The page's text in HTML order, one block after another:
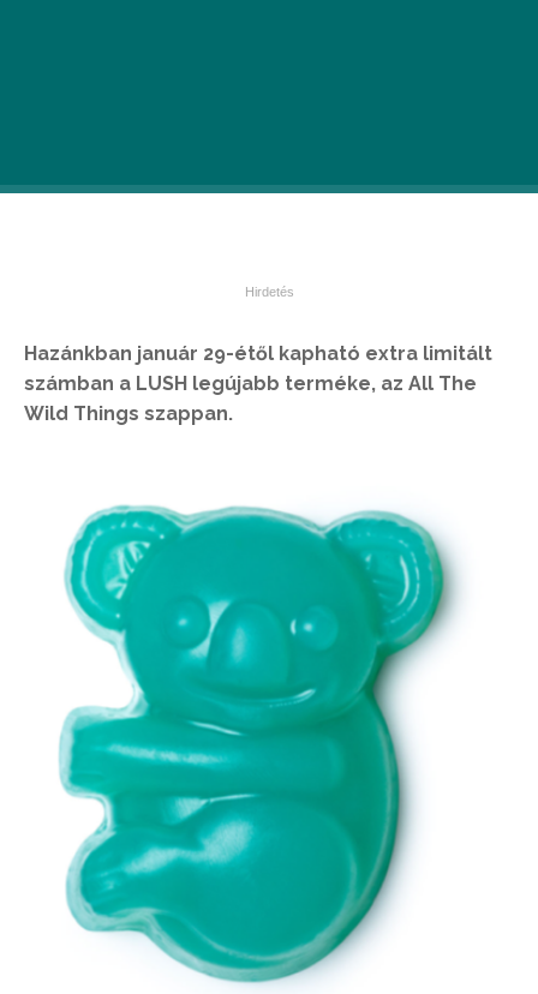
Hazánkban január 29-étől kapható extra limitált
számban a LUSH legújabb terméke, az All The
Wild Things szappan.